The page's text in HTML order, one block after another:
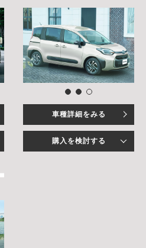
車種詳細をみる
購入を検討する